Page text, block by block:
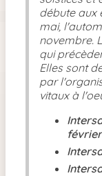
débute aux
mai,
novembre.
qui
Elles sont
par
vitaux à
février